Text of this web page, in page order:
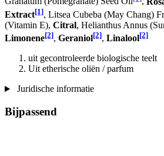
Extract[1], Litsea Cubeba (May Chang)
(Vitamin E), Citral, Helianthus Annus
Limonene[2], Geraniol[2], Linalool[2]
uit gecontroleerde biologische teelt
Uit etherische oliën / parfum
Juridische informatie
Bijpassend